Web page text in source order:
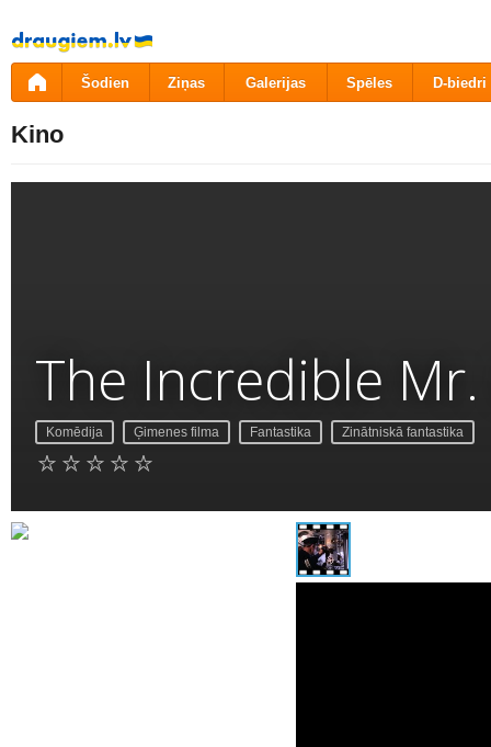
Pāriet
uz
saturu
Šodien Ziņas Galerijas Spēles D-biedri
Kino
The Incredible
Komēdija Ģimenes filma Fantastika Zinātniskā fantastika